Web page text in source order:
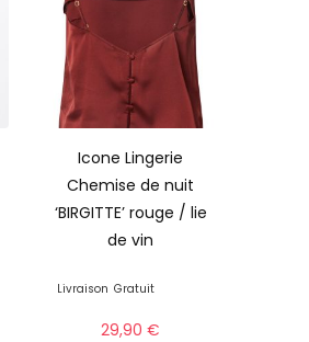
Icone Lingerie
Chemise de nuit
‘BIRGITTE’ rouge / lie
de vin
Livraison Gratuit
29,90€